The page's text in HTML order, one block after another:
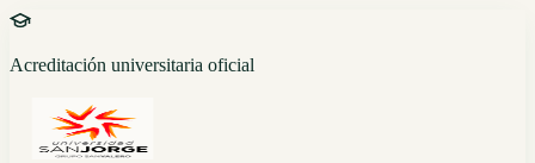
Acreditación universitaria oficial